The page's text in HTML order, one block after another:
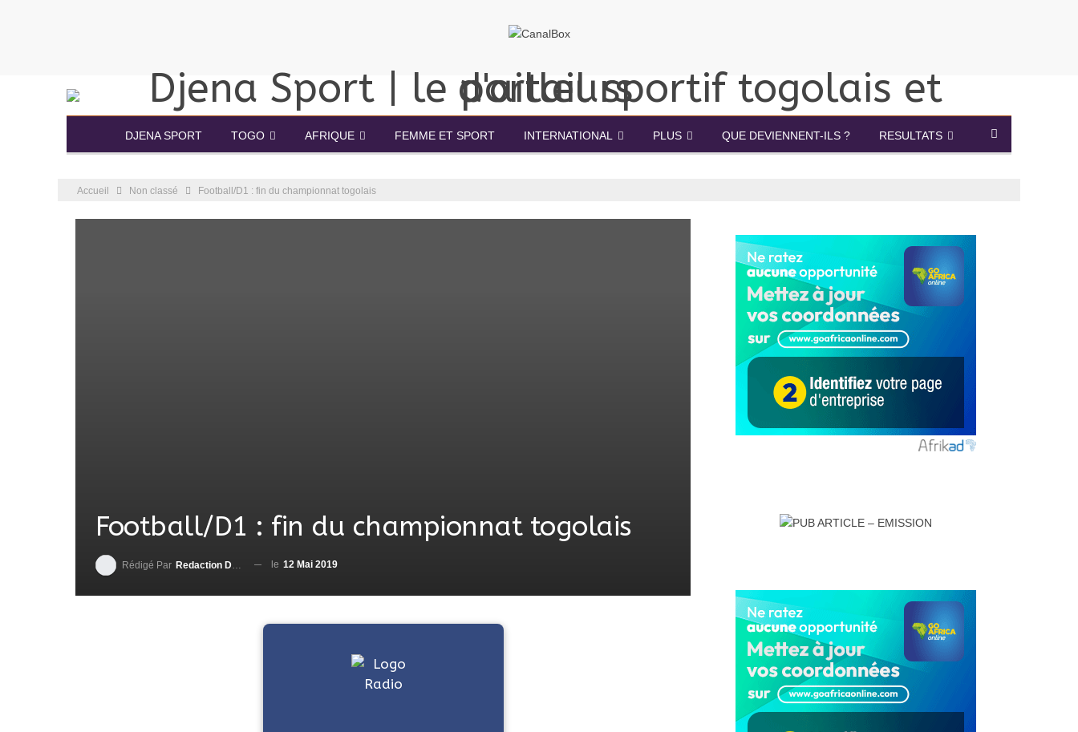
DJENA SPORT TOGO AFRIQUE FEMME ET SPORT INTERNATIONAL PLUS QUE DEVIENNENT-ILS ? RESULTATS
Accueil Non classé Football/D1 : fin du championnat togolais
Football/D1 : fin du championnat togolais
Rédigé Par Redaction DjenaSport le 12 Mai 2019